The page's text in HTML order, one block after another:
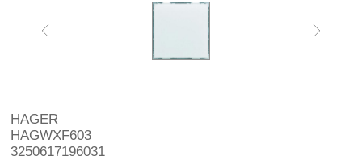
HAGER
HAGWXF603
3250617196031